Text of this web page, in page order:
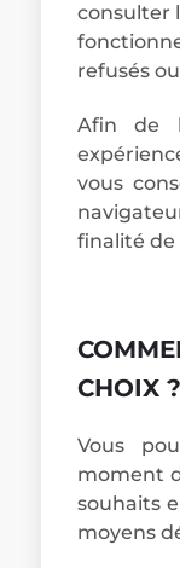
consulter
refusés
Afin de
vous
finalité de
CHOIX ?
Vous
moment
souhaits
moyens